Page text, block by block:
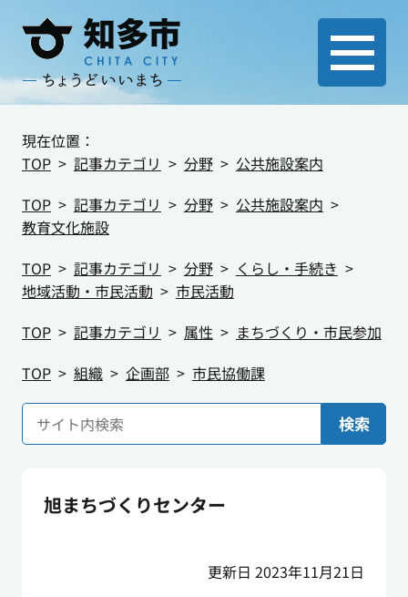
現在位置：
TOP
記事カテゴリ 分野
公共施設案内
TOP
記事カテゴリ 分野
公共施設案内
教育文化施設
TOP
記事カテゴリ 分野
くらし・手続き
地域活動・市民活動
市民活動
TOP
記事カテゴリ 属性
まちづくり・市民参加
TOP
組織 企画部 市民協働課
検索
旭まちづくりセンター
更新日 2023年11月21日